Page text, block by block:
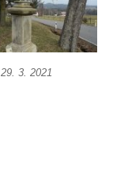
29. 3. 2021